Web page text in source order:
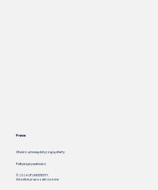
Prawa
Otwórz umowę dotyczącą oferty
Polityka prywatności
© 2024. UP.UNIVERSITY.
Wszelkie prawa zastrzeżone